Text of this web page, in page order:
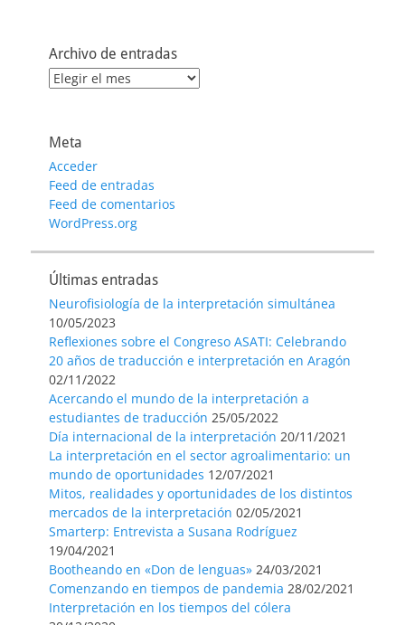
Archivo de entradas
Archivo
Meta
Acceder
Feed de entradas
Feed de comentarios
WordPress.org
Últimas entradas
Neurofisiología de la interpretación simultánea
10/05/2023
Reflexiones sobre el Congreso ASATI: Celebrando
20 años de traducción e interpretación en Aragón
02/11/2022
Acercando el mundo de la interpretación a
estudiantes de traducción 25/05/2022
Día internacional de la interpretación 20/11/2021
La interpretación en el sector agroalimentario: un
mundo de oportunidades 12/07/2021
Mitos, realidades y oportunidades de los distintos
mercados de la interpretación 02/05/2021
Smarterp: Entrevista a Susana Rodríguez
19/04/2021
Bootheando en «Don de lenguas» 24/03/2021
Comenzando en tiempos de pandemia 28/02/2021
Interpretación en los tiempos del cólera